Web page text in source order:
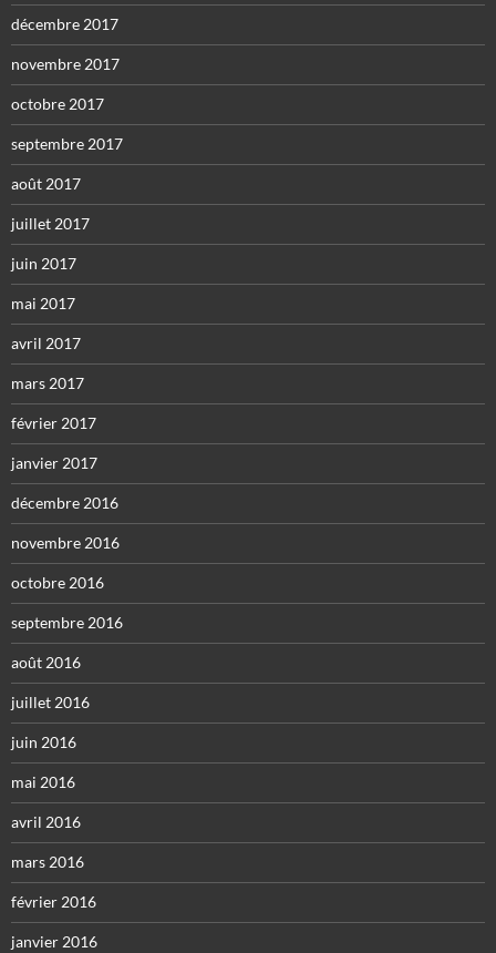
décembre 2017
novembre 2017
octobre 2017
septembre 2017
août 2017
juillet 2017
juin 2017
mai 2017
avril 2017
mars 2017
février 2017
janvier 2017
décembre 2016
novembre 2016
octobre 2016
septembre 2016
août 2016
juillet 2016
juin 2016
mai 2016
avril 2016
mars 2016
février 2016
janvier 2016